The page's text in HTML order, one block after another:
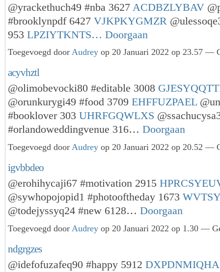
@yrackethuch49 #nba 3627 ACDBZLYBAV
#brooklynpdf 6427 VJKPKYGMZR
953 LPZIYTKNTS… Doorgaan
Toegevoegd door Audrey op 20 Januari 2022 op 23.57 —
acyvhztl
@olimobevocki80 #editable 3008
@orunkurygi49 #food 3709 EHFFUZPAEL
#booklover 303 UHRFGQWLXS
#orlandoweddingvenue 316… Doorgaan
Toegevoegd door Audrey op 20 Januari 2022 op 20.52 —
igvbbdeo
@erohihycaji67 #motivation 2915
@sywhopojopid1 #photooftheday 1673
@todejyssyq24 #new 6128… Doorgaan
Toegevoegd door Audrey op 20 Januari 2022 op 1.30 —
ndgrgzes
@idefofuzafeq90 #happy 5912 DXPDNMIQHA